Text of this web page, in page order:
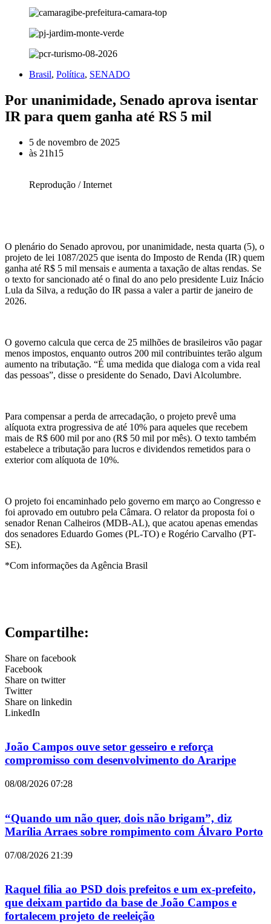
Brasil, Política, SENADO
Por unanimidade, Senado aprova isentar
IR para quem ganha até RS 5 mil
5 de novembro de 2025
às 21h15
Reprodução / Internet
O plenário do Senado aprovou, por unanimidade, nesta quarta (5), o
projeto de lei 1087/2025 que isenta do Imposto de Renda (IR) quem
ganha até R$ 5 mil mensais e aumenta a taxação de altas rendas. Se
o texto for sancionado até o final do ano pelo presidente Luiz Inácio
Lula da Silva, a redução do IR passa a valer a partir de janeiro de
2026.
O governo calcula que cerca de 25 milhões de brasileiros vão pagar
menos impostos, enquanto outros 200 mil contribuintes terão algum
aumento na tributação. “É uma medida que dialoga com a vida real
das pessoas”, disse o presidente do Senado, Davi Alcolumbre.
Para compensar a perda de arrecadação, o projeto prevê uma
alíquota extra progressiva de até 10% para aqueles que recebem
mais de R$ 600 mil por ano (R$ 50 mil por mês). O texto também
estabelece a tributação para lucros e dividendos remetidos para o
exterior com alíquota de 10%.
O projeto foi encaminhado pelo governo em março ao Congresso e
foi aprovado em outubro pela Câmara. O relator da proposta foi o
senador Renan Calheiros (MDB-AL), que acatou apenas emendas
dos senadores Eduardo Gomes (PL-TO) e Rogério Carvalho (PT-
SE).
*Com informações da Agência Brasil
Compartilhe:
Share on facebook
Facebook
Share on twitter
Twitter
Share on linkedin
LinkedIn
João Campos ouve setor gesseiro e reforça
compromisso com desenvolvimento do Araripe
08/08/2026 07:28
“Quando um não quer, dois não brigam”, diz
Marília Arraes sobre rompimento com Álvaro Porto
07/08/2026 21:39
Raquel filia ao PSD dois prefeitos e um ex-prefeito,
que deixam partido da base de João Campos e
fortalecem projeto de reeleição